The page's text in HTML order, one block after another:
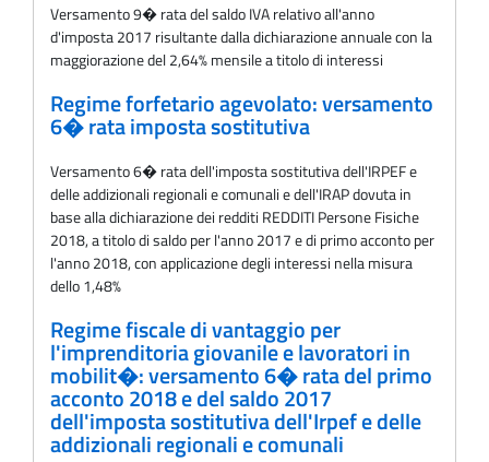
Versamento 9� rata del saldo IVA relativo all'anno
d'imposta 2017 risultante dalla dichiarazione annuale con la
maggiorazione del 2,64% mensile a titolo di interessi
Regime forfetario agevolato: versamento
6� rata imposta sostitutiva
Versamento 6� rata dell'imposta sostitutiva dell'IRPEF e
delle addizionali regionali e comunali e dell'IRAP dovuta in
base alla dichiarazione dei redditi REDDITI Persone Fisiche
2018, a titolo di saldo per l'anno 2017 e di primo acconto per
l'anno 2018, con applicazione degli interessi nella misura
dello 1,48%
Regime fiscale di vantaggio per
l'imprenditoria giovanile e lavoratori in
mobilit�: versamento 6� rata del primo
acconto 2018 e del saldo 2017
dell'imposta sostitutiva dell'Irpef e delle
addizionali regionali e comunali